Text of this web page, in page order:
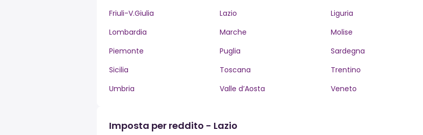
Friuli-V.Giulia
Lazio
Liguria
Lombardia
Marche
Molise
Piemonte
Puglia
Sardegna
Sicilia
Toscana
Trentino
Umbria
Valle d’Aosta Veneto
Imposta per reddito - Lazio